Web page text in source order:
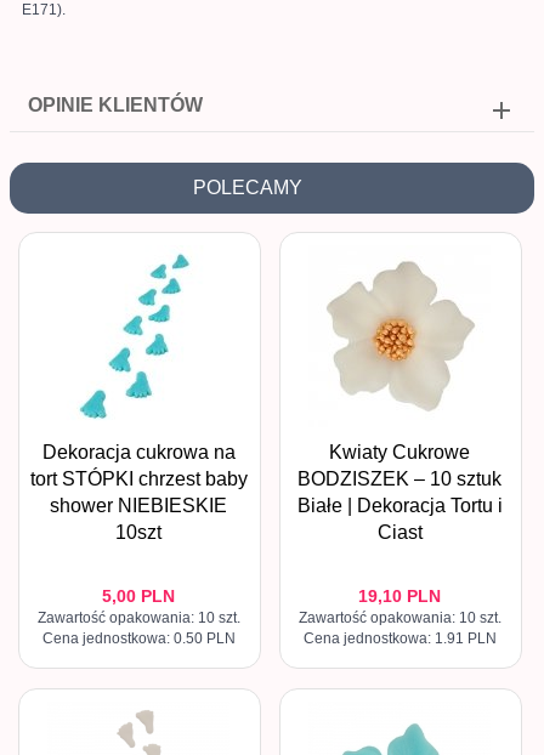
E171).
OPINIE KLIENTÓW
POLECAMY
Dekoracja cukrowa na
tort STÓPKI chrzest baby
shower NIEBIESKIE
10szt
5,00 PLN
Zawartość opakowania: 10 szt.
Cena jednostkowa: 0.50 PLN
Kwiaty Cukrowe
BODZISZEK – 10 sztuk
Białe | Dekoracja Tortu i
Ciast
19,10 PLN
Zawartość opakowania: 10 szt.
Cena jednostkowa: 1.91 PLN